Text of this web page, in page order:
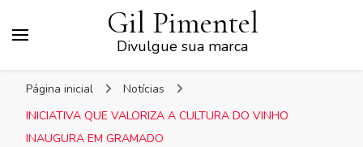
Gil Pimentel
Divulgue sua marca
Página inicial
Notícias
INICIATIVA QUE VALORIZA A CULTURA DO VINHO
INAUGURA EM GRAMADO